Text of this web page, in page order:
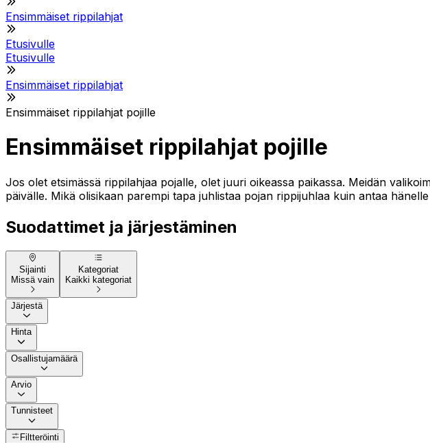
Ensimmäiset rippilahjat
Etusivulle
Etusivulle
Ensimmäiset rippilahjat
Ensimmäiset rippilahjat pojille
Ensimmäiset rippilahjat pojille
Jos olet etsimässä rippilahjaa pojalle, olet juuri oikeassa paikassa. Meidän
päivälle. Mikä olisikaan parempi tapa juhlistaa pojan rippijuhlaa kuin antaa
Suodattimet ja järjestäminen
Sijainti
Missä vain
Kategoriat
Kaikki kategoriat
Järjestä
Hinta
Osallistujamäärä
Arvio
Tunnisteet
Filtteröinti